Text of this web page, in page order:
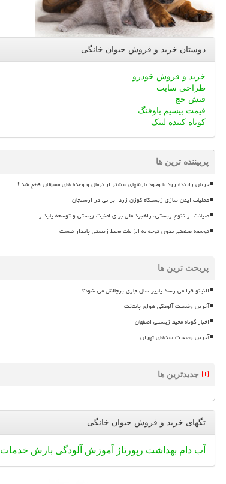
دوستان خرید و فروش حیوان خانگی
خرید و فروش خودرو
طراحی سایت
فیش حج
قیمت بیسیم باوفنگ
کوتاه کننده لینک
پربیننده ترین ها
جریان زاینده رود با وجود بارشهای بیشتر از نرمال و وعده های مسؤلان قطع شد!!
عملیات ایمن سازی زیستگاه گوزن زرد ایرانی در ارسنجان
صیانت از تنوع زیستی، راهبرد ملی برای امنیت زیستی و توسعه پایدار
توسعه صنعتی بدون توجه به الزامات محیط زیستی پایدار نیست
پربحث ترین ها
النینو فرا می رسد پاییز سال جاری پرچالش می شود؟
آخرین وضعیت آلودگی هوای پایتخت
اخبار کوتاه محیط زیستی اصفهان
آخرین وضعیت سدهای تهران
جدیدترین ها
تگهای خرید و فروش حیوان خانگی
آب دام بهداشت رپورتاژ آموزش آلودگی بارش خدمات